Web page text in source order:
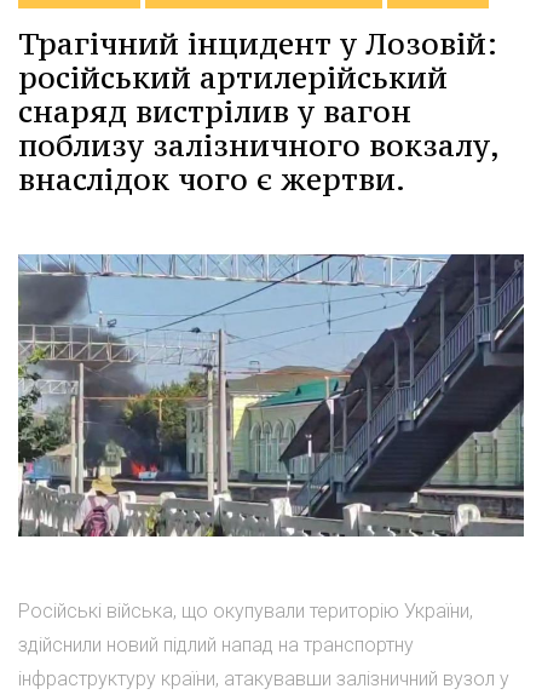
Трагічний інцидент у Лозовій:
російський артилерійський
снаряд вистрілив у вагон
поблизу залізничного вокзалу,
внаслідок чого є жертви.
Російські війська, що окупували територію України,
здійснили новий підлий напад на транспортну
інфраструктуру країни, атакувавши залізничний вузол у